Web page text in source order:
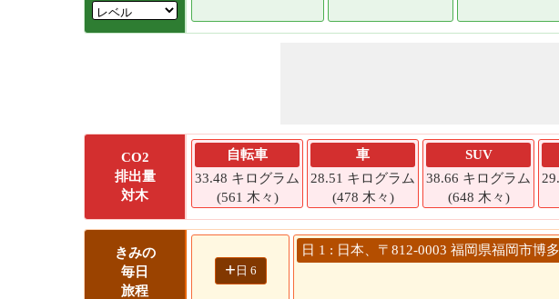
CO2
排出量
対木
自転車
33.48 キログラム
(561 木々)
車
28.51 キログラム
(478 木々)
SUV
38.66 キログラム
(648 木々)
きみの
毎日
旅程
+ 日 6
日 1 : 日本、〒812-0003 福岡県福岡市博